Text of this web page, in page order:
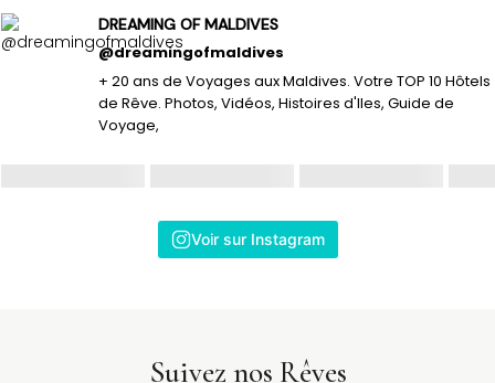
DREAMING OF MALDIVES
@dreamingofmaldives
+ 20 ans de Voyages aux Maldives. Votre TOP 10 Hôtels
de Rêve. Photos, Vidéos, Histoires d'Iles, Guide de
Voyage,
Voir sur Instagram
Suivez nos Rêves